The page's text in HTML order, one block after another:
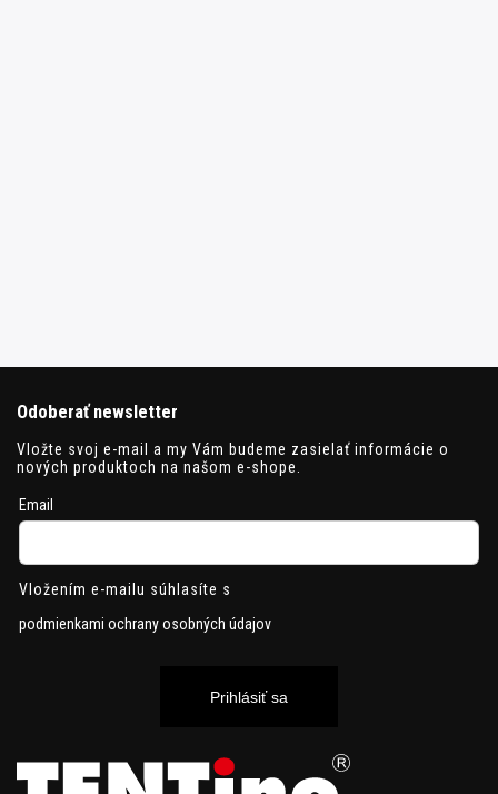
Odoberať newsletter
Vložte svoj e-mail a my Vám budeme zasielať informácie o
nových produktoch na našom e-shope.
Email
Vložením e-mailu súhlasíte s
podmienkami ochrany osobných údajov
Prihlásiť sa